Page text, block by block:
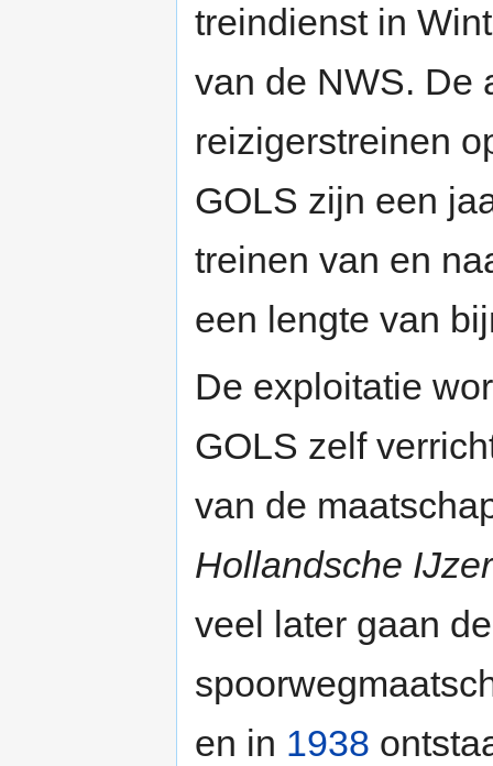
treindienst in
van de NWS. De
reizigerstreinen
GOLS zijn een
treinen van en
een lengte van
De exploitatie
GOLS zelf
van de
Hollandsche
veel later gaan
en in 1938